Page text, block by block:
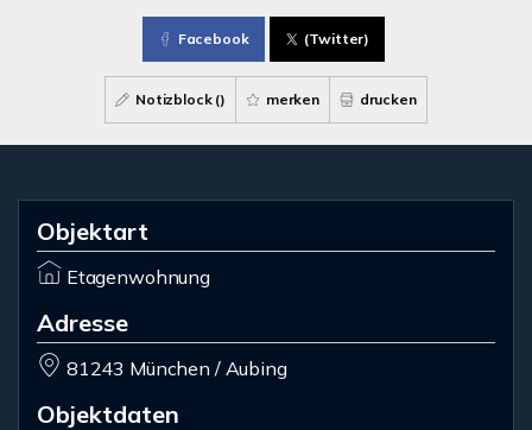
Facebook (Twitter)
Notizblock () merken drucken
Objektart
Etagenwohnung
Adresse
81243 München / Aubing
Objektdaten